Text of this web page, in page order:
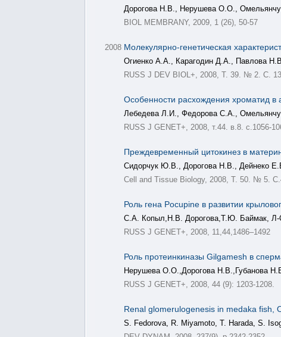
Дорогова Н.В., Нерушева О.О.,
BIOL MEMBRANY, 2009, 1 (26), 50-57
2008 Молекулярно-генетическая
Огиенко А.А., Карагодин Д.А., Павлова
RUSS J DEV BIOL+, 2008, Т. 39. № 2. С.
Особенности расхождения хроматид в
Лебедева Л.И., Федорова С.А.,
RUSS J GENET+, 2008, т.44. в.8. c.1056-
Преждевременный цитокинез в
Сидорчук Ю.В., Дорогова Н.В., Дейнеко
Cell and Tissue Biology, 2008, Т. 50. № 5.
Роль гена Pocupine в развитии
С.А. Копыл,Н.В. Дорогова,Т.Ю. Баймак, Л-
RUSS J GENET+, 2008, 11,44,1486–1492
Роль протеинкиназы Gilgamesh в
Нерушева О.О.,Дорогова Н.В.,Губанова
RUSS J GENET+, 2008, 44 (9): 1203-1208.
Renal glomerulogenesis in medaka fish,
S. Fedorova, R. Miyamoto, T. Harada, S.